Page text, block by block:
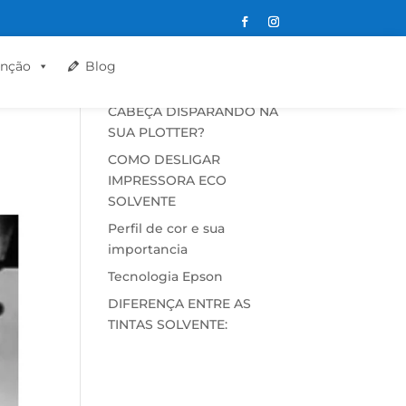
BlogPostagens
CABEÇA DISPARANDO NA
SUA PLOTTER?
COMO DESLIGAR
IMPRESSORA ECO
SOLVENTE
Perfil de cor e sua
importancia
Tecnologia Epson
DIFERENÇA ENTRE AS
TINTAS SOLVENTE: